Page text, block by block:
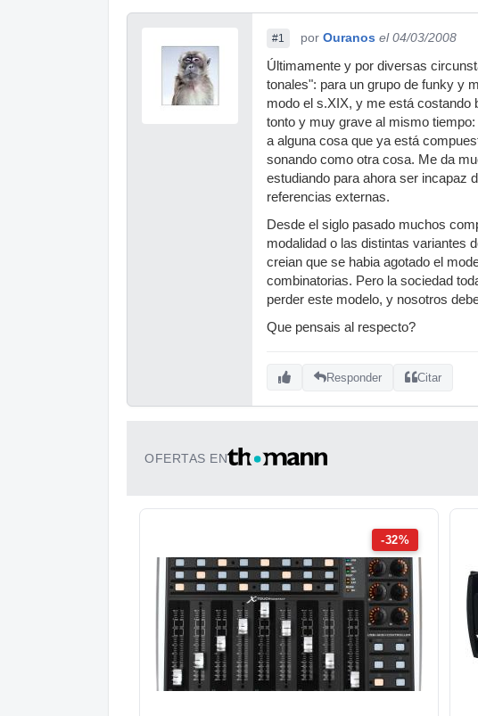
#1 por Ouranos el 04/03/2008
Últimamente y por diversas
tonales": para un grupo de funky y
modo el s.XIX, y me está costando
tonto y muy grave al mismo
a alguna cosa que ya está
sonando como otra cosa. Me da
estudiando para ahora ser incapaz
referencias externas.
Desde el siglo pasado muchos
modalidad o las distintas variantes
creian que se habia agotado el
combinatorias. Pero la sociedad
perder este modelo, y nosotros
Que pensais al respecto?
Responder Citar
OFERTAS EN
-32%